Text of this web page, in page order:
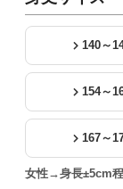
140～
154～
167～
女性→身長±5cm